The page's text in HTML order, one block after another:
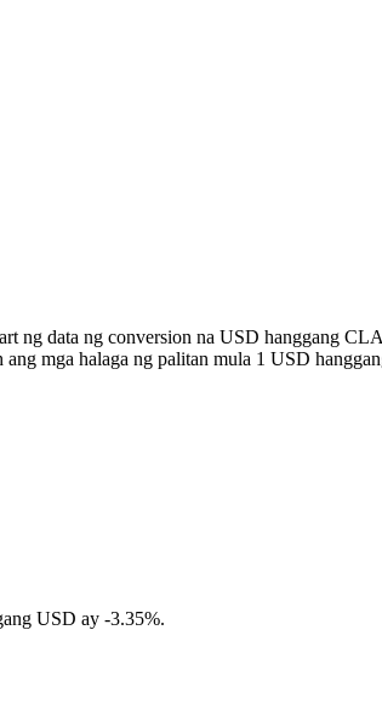
ng data ng conversion na USD hanggang
mga halaga ng palitan mula 1 USD
USD ay -3.35%.